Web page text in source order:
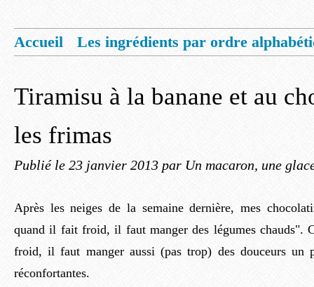
Accueil
Les ingrédients par ordre
Tiramisu à la banane et au
les frimas
Publié le 23 janvier 2013 par Un macaron, une
Après les neiges de la semaine dernière, mes
quand il fait froid, il faut manger des légumes chauds".
froid, il faut manger aussi (pas trop) des douceurs un
réconfortantes.